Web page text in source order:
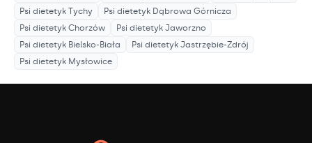
Psi dietetyk Tychy Psi dietetyk Dąbrowa Górnicza
Psi dietetyk Chorzów Psi dietetyk Jaworzno
Psi dietetyk Bielsko-Biała Psi dietetyk Jastrzębie-Zdrój
Psi dietetyk Mysłowice